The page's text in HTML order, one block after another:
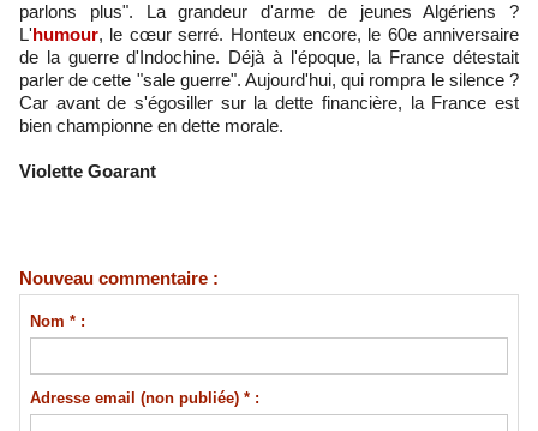
parlons plus". La grandeur d'arme de jeunes Algériens ?
L'humour, le cœur serré. Honteux encore, le 60e anniversaire
de la guerre d'Indochine. Déjà à l'époque, la France détestait
parler de cette "sale guerre". Aujourd'hui, qui rompra le silence ?
Car avant de s'égosiller sur la dette financière, la France est
bien championne en dette morale.
Violette Goarant
Nouveau commentaire :
Nom * :
Adresse email (non publiée) * :